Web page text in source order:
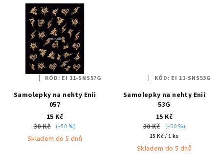
Samolepky na nehty Enii
057
15 Kč
30 Kč
(–50 %)
Skladem do 5 dnů
KÓD: EI 11-SNS57G
Samolepky na nehty Enii
53G
15 Kč
30 Kč
(–50 %)
Měrná
cena:
15 Kč / 1 ks
Skladem do 5 dnů
KÓD: EI 11-SNS53G